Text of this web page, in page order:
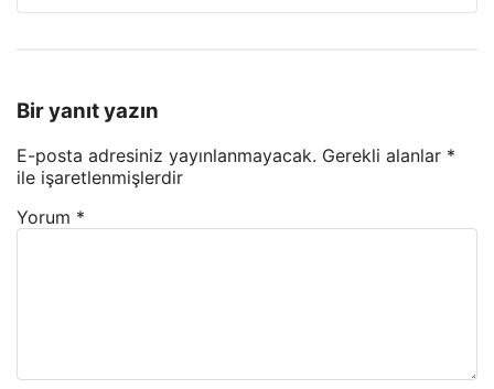
Bir yanıt yazın
E-posta adresiniz yayınlanmayacak. Gerekli alanlar *
ile işaretlenmişlerdir
Yorum *